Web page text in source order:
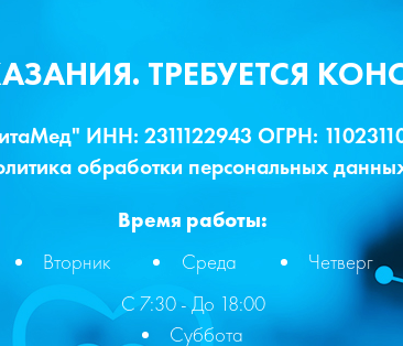
ТРЕБУЕТСЯ
ИНН: 2311122943 ОГРН:
обработки персональных
Время работы:
Вторник Среда Четверг
С 7:30 - До 18:00
Суббота